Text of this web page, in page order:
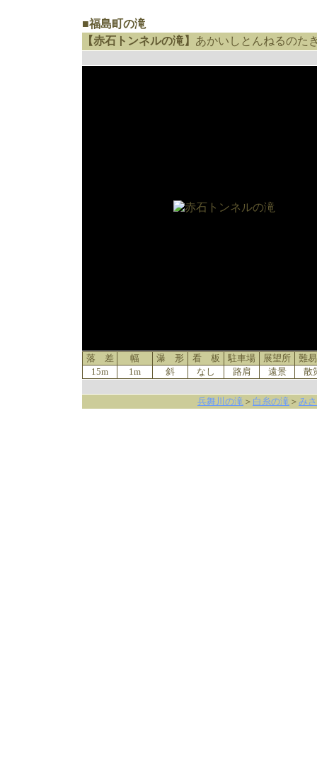
■福島町の滝
【赤石トンネルの滝】 あかいしとんねるのた
落 差 幅 瀑 形 看 板 駐車場 展望所
難
15m
1m 斜 なし 路肩 遠景 散
兵舞川の滝 ＞ 白糸の滝 ＞ み